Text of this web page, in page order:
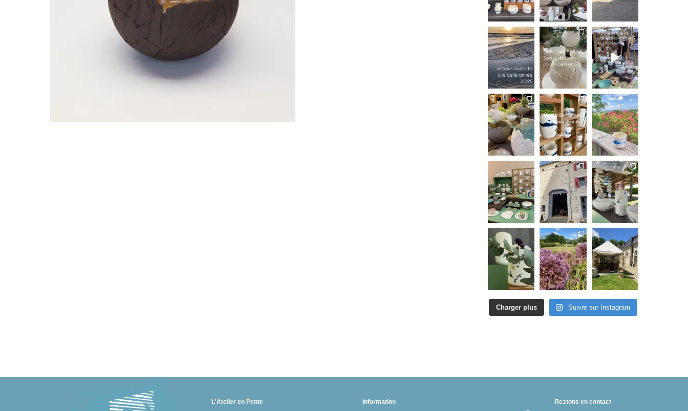
Charger plus Suivre sur Instagram
L'Atelier en Pente Information Restons en contact